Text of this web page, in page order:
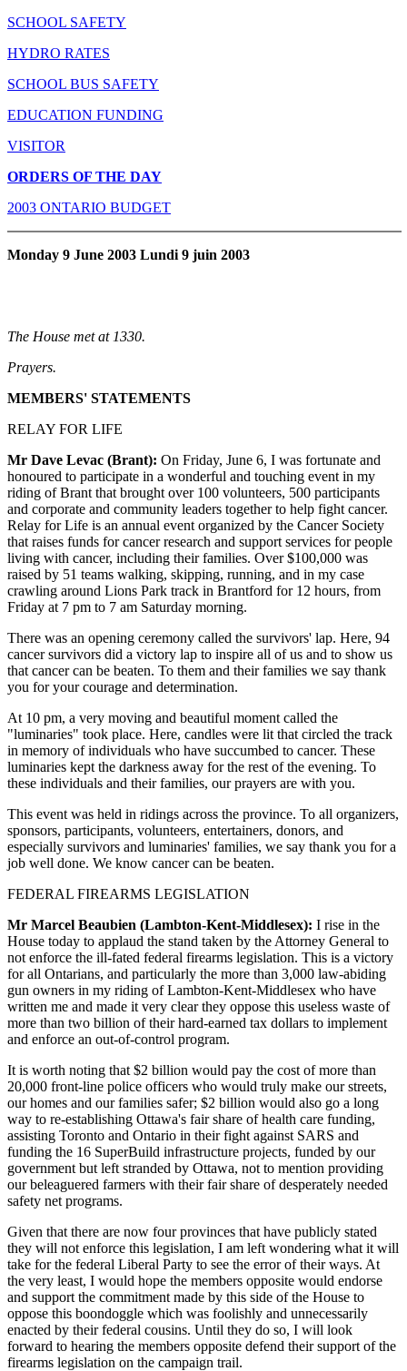
SCHOOL SAFETY
HYDRO RATES
SCHOOL BUS SAFETY
EDUCATION FUNDING
VISITOR
ORDERS OF THE DAY
2003 ONTARIO BUDGET
Monday 9 June 2003 Lundi 9 juin 2003
The House met at 1330.
Prayers.
MEMBERS' STATEMENTS
RELAY FOR LIFE
Mr Dave Levac (Brant): On Friday, June 6, I was fortunate and
honoured to participate in a wonderful and touching event in my
riding of Brant that brought over 100 volunteers, 500 participants
and corporate and community leaders together to help fight cancer.
Relay for Life is an annual event organized by the Cancer Society
that raises funds for cancer research and support services for people
living with cancer, including their families. Over $100,000 was
raised by 51 teams walking, skipping, running, and in my case
crawling around Lions Park track in Brantford for 12 hours, from
Friday at 7 pm to 7 am Saturday morning.
There was an opening ceremony called the survivors' lap. Here, 94
cancer survivors did a victory lap to inspire all of us and to show us
that cancer can be beaten. To them and their families we say thank
you for your courage and determination.
At 10 pm, a very moving and beautiful moment called the
"luminaries" took place. Here, candles were lit that circled the track
in memory of individuals who have succumbed to cancer. These
luminaries kept the darkness away for the rest of the evening. To
these individuals and their families, our prayers are with you.
This event was held in ridings across the province. To all organizers,
sponsors, participants, volunteers, entertainers, donors, and
especially survivors and luminaries' families, we say thank you for a
job well done. We know cancer can be beaten.
FEDERAL FIREARMS LEGISLATION
Mr Marcel Beaubien (Lambton-Kent-Middlesex): I rise in the
House today to applaud the stand taken by the Attorney General to
not enforce the ill-fated federal firearms legislation. This is a victory
for all Ontarians, and particularly the more than 3,000 law-abiding
gun owners in my riding of Lambton-Kent-Middlesex who have
written me and made it very clear they oppose this useless waste of
more than two billion of their hard-earned tax dollars to implement
and enforce an out-of-control program.
It is worth noting that $2 billion would pay the cost of more than
20,000 front-line police officers who would truly make our streets,
our homes and our families safer; $2 billion would also go a long
way to re-establishing Ottawa's fair share of health care funding,
assisting Toronto and Ontario in their fight against SARS and
funding the 16 SuperBuild infrastructure projects, funded by our
government but left stranded by Ottawa, not to mention providing
our beleaguered farmers with their fair share of desperately needed
safety net programs.
Given that there are now four provinces that have publicly stated
they will not enforce this legislation, I am left wondering what it will
take for the federal Liberal Party to see the error of their ways. At
the very least, I would hope the members opposite would endorse
and support the commitment made by this side of the House to
oppose this boondoggle which was foolishly and unnecessarily
enacted by their federal cousins. Until they do so, I will look
forward to hearing the members opposite defend their support of the
firearms legislation on the campaign trail.